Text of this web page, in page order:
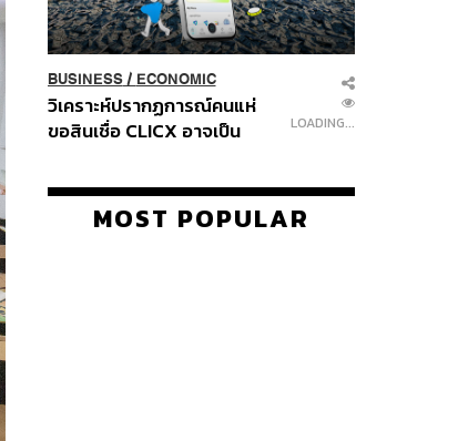
BUSINESS/ ECONOMIC
วิเคราะห์ปรากฏการณ์คนแห่
ขอสินเชื่อ CLICX อาจเป็น
ปัญหาหนี้ครัวเรือนไทยที่ถูกซุก
LOADING...
MOST POPULAR